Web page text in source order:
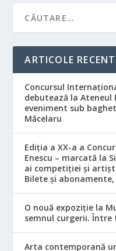
ARTICOLE
Concursul
debutează la Ateneul
eveniment sub
Măcelaru
Ediția a XX-a a
Enescu – marcată la
ai competiției și
Bilete și
O nouă expoziție la
semnul curgerii. Între
Arta contemporană